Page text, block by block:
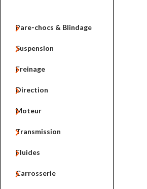
Pare-chocs & Blindage

Suspension

Freinage

Direction

Moteur

Transmission

Fluides

Carrosserie
